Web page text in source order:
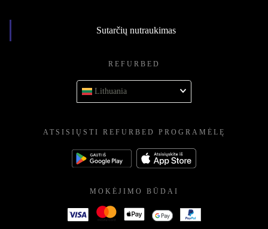
Sutarčių nutraukimas
REFURBED
Lithuania
ATSISIŲSTI REFURBED PROGRAMĖLĘ
MOKĖJIMO BŪDAI